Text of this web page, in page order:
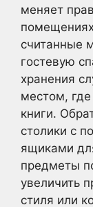
меняет
считанные
гостевую
хранения
местом,
книги.
столики с
ящиками
предметы
увеличить
стиля или